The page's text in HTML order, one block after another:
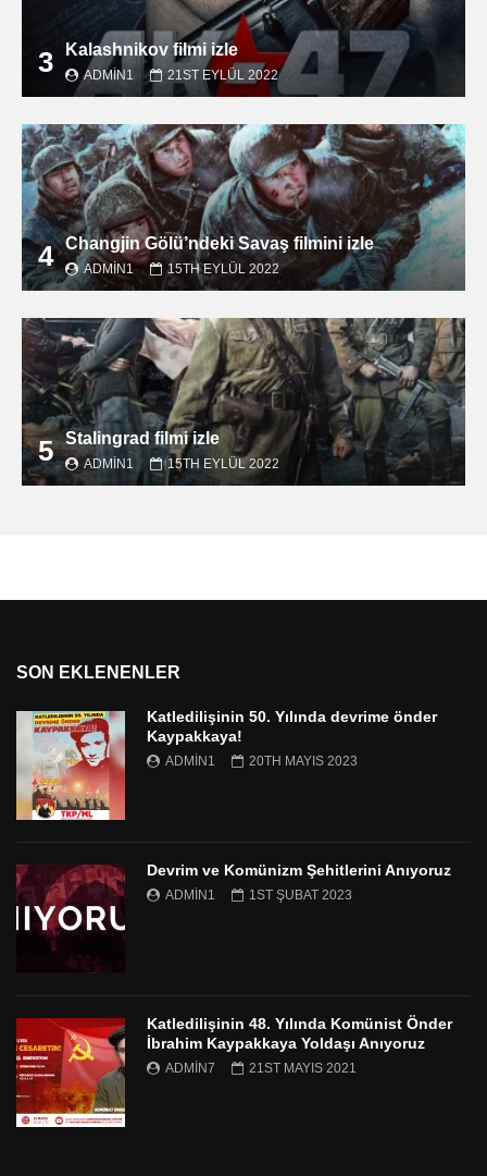
3 Kalashnikov filmi izle
ADMIN1 21ST EYLÜL 2022
4 Changjin Gölü’ndeki Savaş filmini izle
ADMIN1 15TH EYLÜL 2022
5 Stalingrad filmi izle
ADMIN1 15TH EYLÜL 2022
SON EKLENENLER
Katledilişinin 50. Yılında devrime önder
Kaypakkaya!
ADMIN1 20TH MAYIS 2023
Devrim ve Komünizm Şehitlerini Anıyoruz
ADMIN1 1ST ŞUBAT 2023
Katledilişinin 48. Yılında Komünist Önder
İbrahim Kaypakkaya Yoldaşı Anıyoruz
ADMIN7 21ST MAYIS 2021